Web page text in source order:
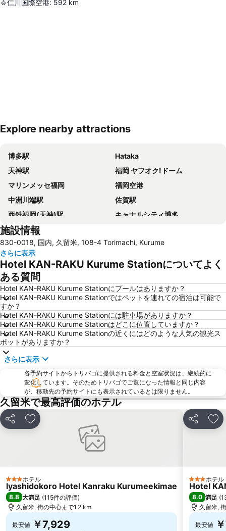
仁川国際空港: 592 km
Explore nearby attractions
博多駅
Hataka
天神駅
福岡 ヤフオク!ドーム
マリンメッセ福岡
福岡空港
中洲川端駅
佐賀駅
西鉄福岡(天神)駅
キャナルシティ博多
福岡 ヤフオク ドーム
マリンワールド海の中道
西鉄久留米駅
福岡国際会議場
福岡国際センター
唐人町駅
薬院駅
グリーンランド 熊本
大宰府天満宮
姪浜駅
大濠公園駅
南福岡駅
祇園駅
アクロス福岡
東比恵駅
箱崎駅
雑餉隈駅
白糸の滝
水天宮
佐賀空港
九州国立博物館
千代県庁口駅
大牟田市動物園
箱崎宮前駅
施設情報
830-0018, 国内, 久留米, 108-4 Torimachi, Kurume
さらに表示
Hotel KAN-RAKU Kurume Stationについてよく
ある質問
Hotel KAN-RAKU Kurume Stationにプールはありますか？
Hotel KAN-RAKU Kurume Stationではペットを連れての宿泊は可能で
すか？
Hotel KAN-RAKU Kurume Stationには駐車場がありますか？
Hotel KAN-RAKU Kurume Stationはどこに位置していますか？
Hotel KAN-RAKU Kurume Stationの近くにはどのような人気の観光ス
ポットがありますか？
さらに表示
各予約サイトからトリバゴに提供される料金と空室状況は、継続的に
変化しています。そのためトリバゴでご覧になった情報と同じ内容
が、移動先の予約サイトにも表示されているとは限りません。
久留米で最高評価のホテル
シェア お気に入りに追加
3 ホテルのランク
ホテル
Iyashidokoro Hotel Kanraku Kurumeekimae
8.8 大満足 (115件の評価)
久留米, 街の中心まで1.2 km
最安値 ￥7,929
シェア お
3 ホテルの
ホテル
Hotel
8.0 満足 (
久留米,
最安値